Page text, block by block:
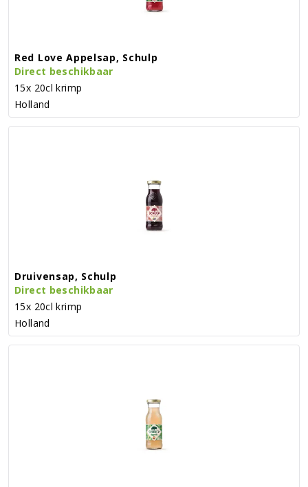
Red Love Appelsap, Schulp
Direct beschikbaar
15x 20cl krimp
Holland
Druivensap, Schulp
Direct beschikbaar
15x 20cl krimp
Holland